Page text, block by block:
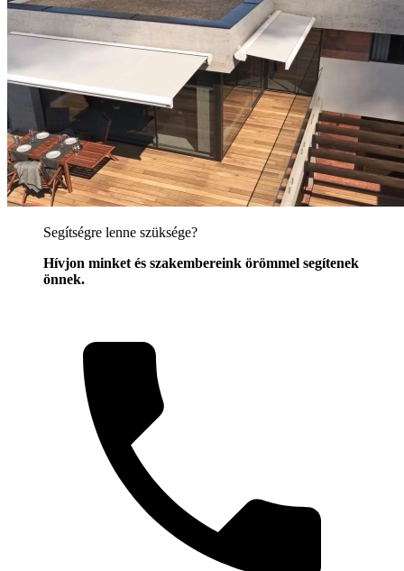
Segítségre lenne szüksége?
Hívjon minket és szakembereink örömmel segítenek
önnek.